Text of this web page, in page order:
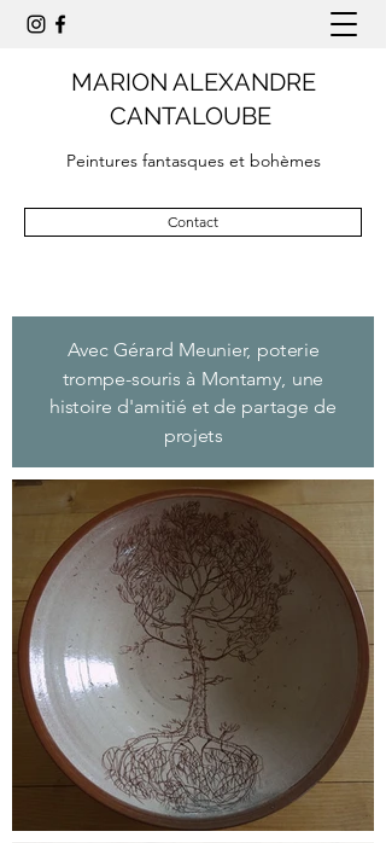
MARION ALEXANDRE
CANTALOUBE
Peintures fantasques et bohèmes
Contact
Avec Gérard Meunier, poterie
trompe-souris à Montamy, une
histoire d'amitié et de partage de
projets